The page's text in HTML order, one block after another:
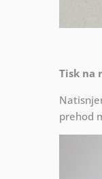
Tisk na
prehod